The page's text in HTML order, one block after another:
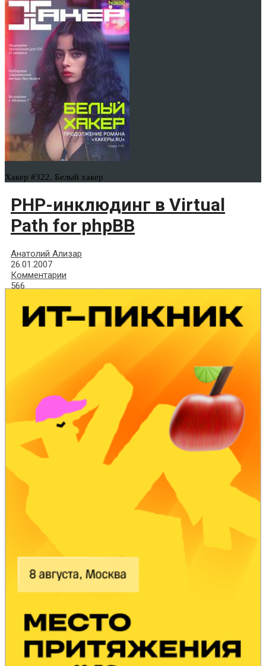
Хакер #322. Белый хакер
PHP-инклюдинг в Virtual
Path for phpBB
Анатолий Ализар
26.01.2007
Комментарии
566